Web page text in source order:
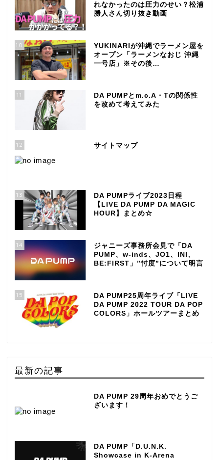
れなかったのは圧力のせい？松浦
勝人さん切り抜き動画
10
YUKINARIが沖縄でラーメン屋を
オープン「ラーメンなおじ 沖縄
一号店」※その後…
11
DA PUMPとm.c.A・Tの関係性
を改めて考えてみた
12 サイトマップ
13
DA PUMPライブ2023日程
【LIVE DA PUMP DA MAGIC
HOUR】まとめ☆
14
ジャニーズ事務所会見で「DA
PUMP、w-inds、JO1、INI、
BE:FIRST」”忖度”について明言
15
DA PUMP25周年ライブ「LIVE
DA PUMP 2022 TOUR DA POP
COLORS」ホールツアーまとめ
最新の記事
DA PUMP 29周年おめでとうご
ざいます！
DA PUMP「D.U.N.K.
Showcase in K-Arena